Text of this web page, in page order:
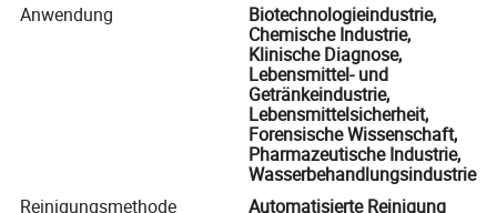
Anwendung
Biotechnologieindustrie,
Chemische Industrie,
Klinische Diagnose,
Lebensmittel- und
Getränkeindustrie,
Lebensmittelsicherheit,
Forensische Wissenschaft,
Pharmazeutische Industrie,
Wasserbehandlungsindustrie
Reinigungsmethode
Automatisierte Reinigung